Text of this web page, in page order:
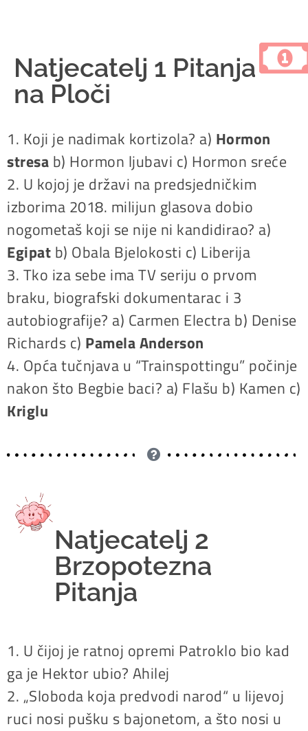
Natjecatelj 1 Pitanja
na Ploči
1. Koji je nadimak kortizola? a) Hormon
stresa b) Hormon ljubavi c) Hormon sreće
2. U kojoj je državi na predsjedničkim
izborima 2018. milijun glasova dobio
nogometaš koji se nije ni kandidirao? a)
Egipat b) Obala Bjelokosti c) Liberija
3. Tko iza sebe ima TV seriju o prvom
braku, biografski dokumentarac i 3
autobiografije? a) Carmen Electra b) Denise
Richards c) Pamela Anderson
4. Opća tučnjava u “Trainspottingu” počinje
nakon što Begbie baci? a) Flašu b) Kamen c)
Kriglu
Natjecatelj 2
Brzopotezna
Pitanja
1. U čijoj je ratnoj opremi Patroklo bio kad
ga je Hektor ubio? Ahilej
2. „Sloboda koja predvodi narod“ u lijevoj
ruci nosi pušku s bajonetom, a što nosi u